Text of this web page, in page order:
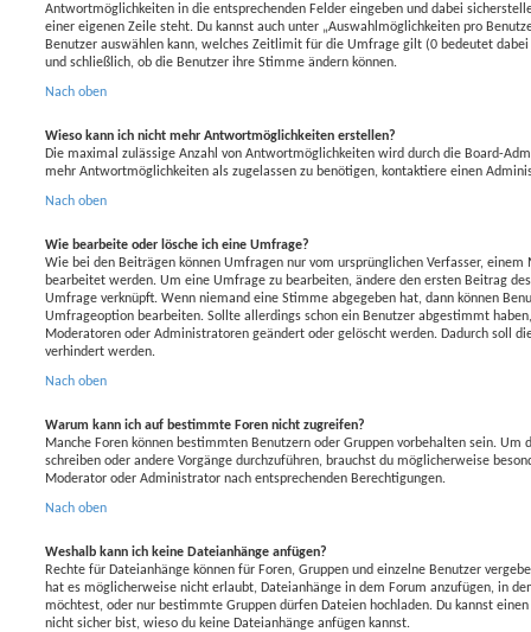
Antwortmöglichkeiten in die entsprechenden Felder eingeben und dabei
einer eigenen Zeile steht. Du kannst auch unter „Auswahlmöglichkeiten pro
Benutzer auswählen kann, welches Zeitlimit für die Umfrage gilt (0 bedeutet
und schließlich, ob die Benutzer ihre Stimme ändern können.
Nach oben
Wieso kann ich nicht mehr Antwortmöglichkeiten erstellen?
Die maximal zulässige Anzahl von Antwortmöglichkeiten wird durch die Board-
mehr Antwortmöglichkeiten als zugelassen zu benötigen, kontaktiere einen
Nach oben
Wie bearbeite oder lösche ich eine Umfrage?
Wie bei den Beiträgen können Umfragen nur vom ursprünglichen Verfasser,
bearbeitet werden. Um eine Umfrage zu bearbeiten, ändere den ersten Beitrag
Umfrage verknüpft. Wenn niemand eine Stimme abgegeben hat, dann können
Umfrageoption bearbeiten. Sollte allerdings schon ein Benutzer abgestimmt
Moderatoren oder Administratoren geändert oder gelöscht werden. Dadurch soll
verhindert werden.
Nach oben
Warum kann ich auf bestimmte Foren nicht zugreifen?
Manche Foren können bestimmten Benutzern oder Gruppen vorbehalten sein. Um
schreiben oder andere Vorgänge durchzuführen, brauchst du möglicherweise
Moderator oder Administrator nach entsprechenden Berechtigungen.
Nach oben
Weshalb kann ich keine Dateianhänge anfügen?
Rechte für Dateianhänge können für Foren, Gruppen und einzelne Benutzer
hat es möglicherweise nicht erlaubt, Dateianhänge in dem Forum anzufügen, in
möchtest, oder nur bestimmte Gruppen dürfen Dateien hochladen. Du kannst
nicht sicher bist, wieso du keine Dateianhänge anfügen kannst.